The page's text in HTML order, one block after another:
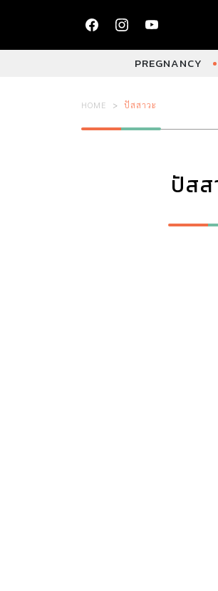
PREGNANCY
HOME ปัสสาวะ
ปัสส